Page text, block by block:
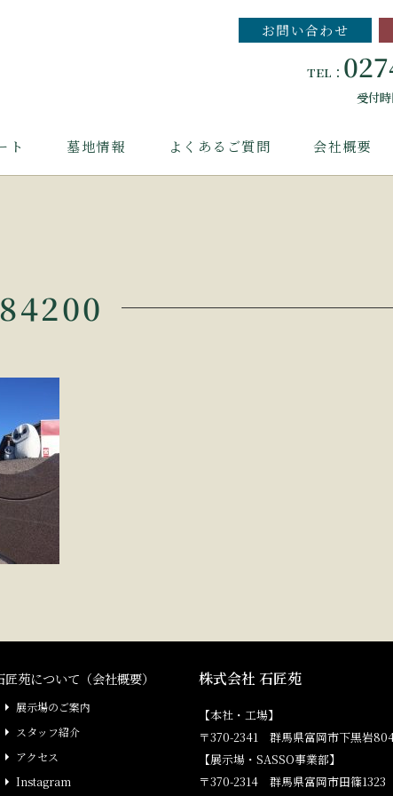
お問い合わせ
TEL：
受付
ト 墓地情報 よくあるご質問 会社概要
匠苑について（会社概要）
展示場のご案内
スタッフ紹介
アクセス
Instagram
株式会社 石匠苑
【本社・工場】
〒370-2341 群馬県富岡市下黒岩
【展示場・SASSO事業部】
〒370-2314 群馬県富岡市田篠1323